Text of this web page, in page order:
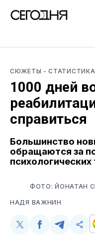
СЮЖЕТЫ -
1000 дней
справиться
Большинство
обращаются за
ФОТО: ЙОНАТАН
НАДЯ ВАЖНИН
Поделиться
Поделиться